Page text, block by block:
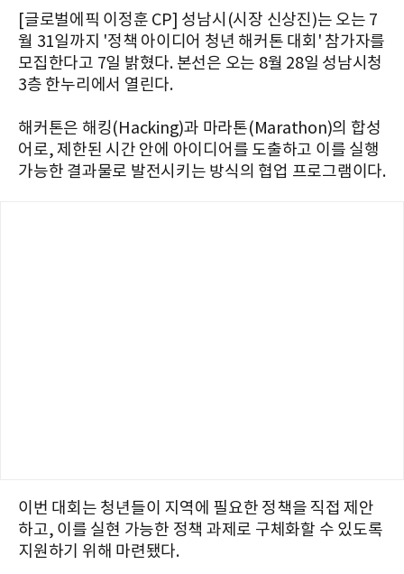
[글로벌에픽 이정훈 CP] 성남시(시장 신상진)는 오는 7
월 31일까지 '정책 아이디어 청년 해커톤 대회' 참가자를
모집한다고 7일 밝혔다. 본선은 오는 8월 28일 성남시청
3층 한누리에서 열린다.
해커톤은 해킹(Hacking)과 마라톤(Marathon)의 합성
어로, 제한된 시간 안에 아이디어를 도출하고 이를 실행
가능한 결과물로 발전시키는 방식의 협업 프로그램이다.
이번 대회는 청년들이 지역에 필요한 정책을 직접 제안
하고, 이를 실현 가능한 정책 과제로 구체화할 수 있도록
지원하기 위해 마련됐다.